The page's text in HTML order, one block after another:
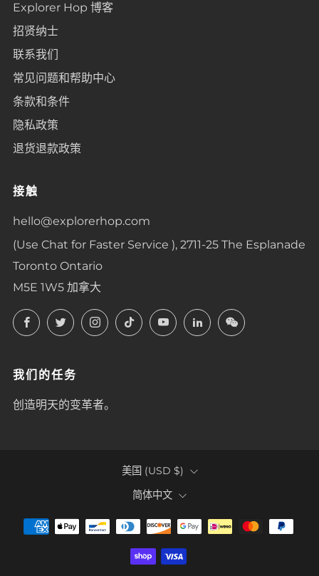
Explorer Hop 博客
招贤纳士
联系我们
常见问题和帮助中心
条款和条件
隐私政策
退货退款政策
接触
hello@explorerhop.com
(Use Chat for Faster Service ), 2711-25 The Esplanade
Toronto Ontario
M5E 1W5 加拿大
FacebookTwitterInstagram
TikTokYouTubeLinkedInLinkedIn
我们的任务
创造明天的变革者。
COUNTRY
美国 (USD $)
LANGUAGE
简体中文